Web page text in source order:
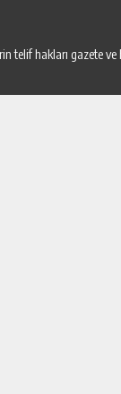
telif hakları gazete